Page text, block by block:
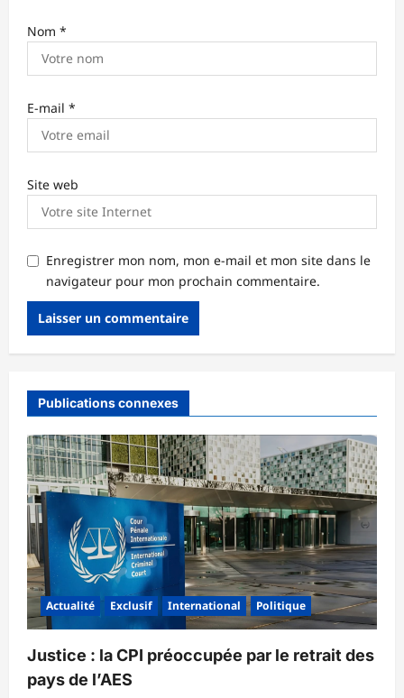
Nom *
E-mail *
Site web
Enregistrer mon nom, mon e-mail et mon site dans le
navigateur pour mon prochain commentaire.
Publications connexes
Actualité Exclusif International Politique
‎Justice : la CPI préoccupée par le retrait des
pays de l’AES ‎